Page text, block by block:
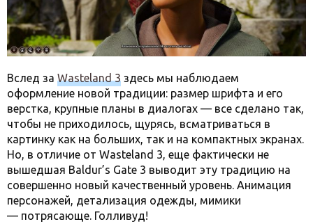
Вслед за Wasteland 3 здесь мы наблюдаем
оформление новой традиции: размер шрифта и его
верстка, крупные планы в диалогах — все сделано так,
чтобы не приходилось, щурясь, всматриваться в
картинку как на больших, так и на компактных экранах.
Но, в отличие от Wasteland 3, еще фактически не
вышедшая Baldur’s Gate 3 выводит эту традицию на
совершенно новый качественный уровень. Анимация
персонажей, детализация одежды, мимики
— потрясающе. Голливуд!